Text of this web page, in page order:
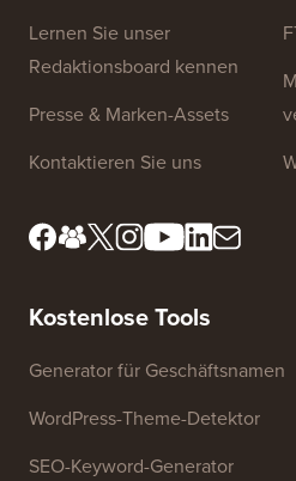
Lernen Sie unser
Redaktionsboard kennen
Presse & Marken-Assets
Kontaktieren Sie uns
Kostenlose Tools
Generator für Geschäftsnamen
WordPress-Theme-Detektor
SEO-Keyword-Generator